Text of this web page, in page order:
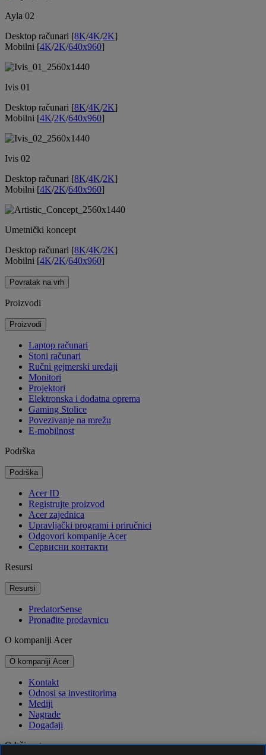
Ayla 02
Desktop računari [8K/4K/2K]
Mobilni [4K/2K/640x960]
Ivis 01
Desktop računari [8K/4K/2K]
Mobilni [4K/2K/640x960]
Ivis 02
Desktop računari [8K/4K/2K]
Mobilni [4K/2K/640x960]
Umetnički koncept
Desktop računari [8K/4K/2K]
Mobilni [4K/2K/640x960]
Povratak na vrh
Proizvodi
Proizvodi
Laptop računari
Stoni računari
Ručni gejmerski uređaji
Monitori
Projektori
Elektronska i dodatna oprema
Gaming Stolice
Povezivanje na mrežu
E-mobilnost
Podrška
Podrška
Acer ID
Registrujte proizvod
Acer zajednica
Upravljački programi i priručnici
Odgovori kompanije Acer
Cервисни контакти
Resursi
Resursi
PredatorSense
Pronađite prodavnicu
O kompaniji Acer
O kompaniji Acer
Kontakt
Odnosi sa investitorima
Mediji
Nagrade
Događaji
Održivost